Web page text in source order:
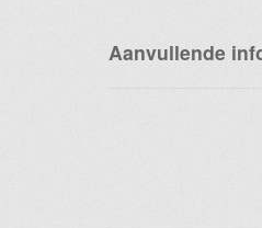
Aanvullende